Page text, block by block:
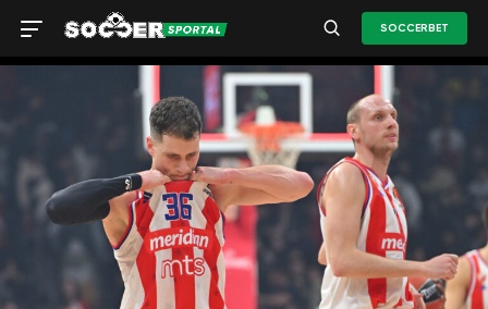
SOCCERBET